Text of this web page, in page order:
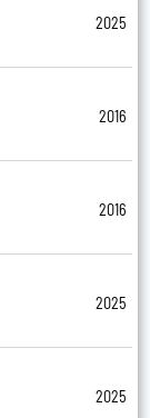
2025
2016
2016
2025
2025